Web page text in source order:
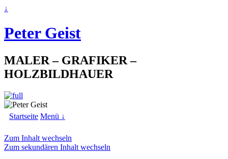
↓
Peter Geist
MALER – GRAFIKER –
HOLZBILDHAUER
Startseite Menü ↓
Zum Inhalt wechseln
Zum sekundären Inhalt wechseln